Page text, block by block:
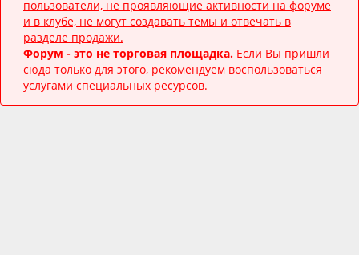
пользователи, не проявляющие активности на форуме
и в клубе, не могут создавать темы и отвечать в
разделе продажи.
Форум - это не торговая площадка. Если Вы пришли
сюда только для этого, рекомендуем воспользоваться
услугами специальных ресурсов.